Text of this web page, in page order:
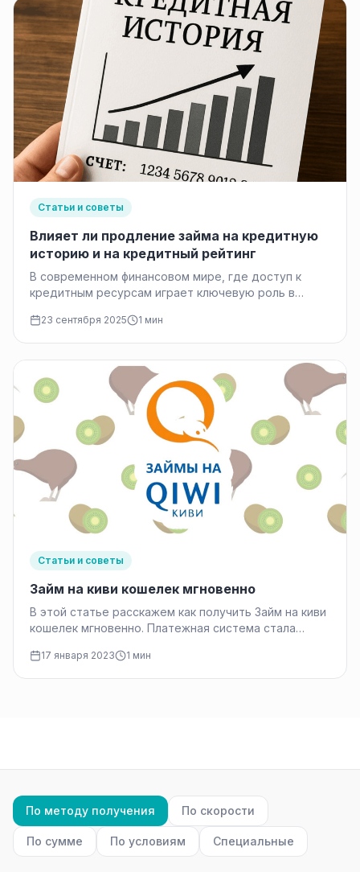
Статьи и советы
Влияет ли продление займа на кредитную
историю и на кредитный рейтинг
В современном финансовом мире, где доступ к
кредитным ресурсам играет ключевую роль в
23 сентября 2025 1 мин
Статьи и советы
Займ на киви кошелек мгновенно
В этой статье расскажем как получить Займ на киви
кошелек мгновенно. Платежная система стала
17 января 2023 1 мин
По методу получения По скорости
По сумме По условиям Специальные